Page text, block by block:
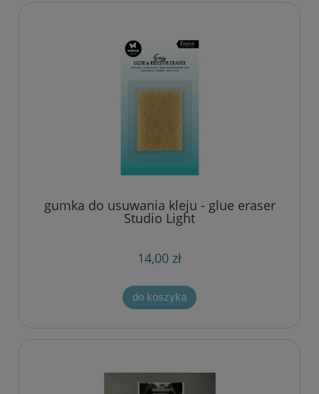
gumka do usuwania kleju - glue eraser
Studio Light
14,00 zł
do koszyka